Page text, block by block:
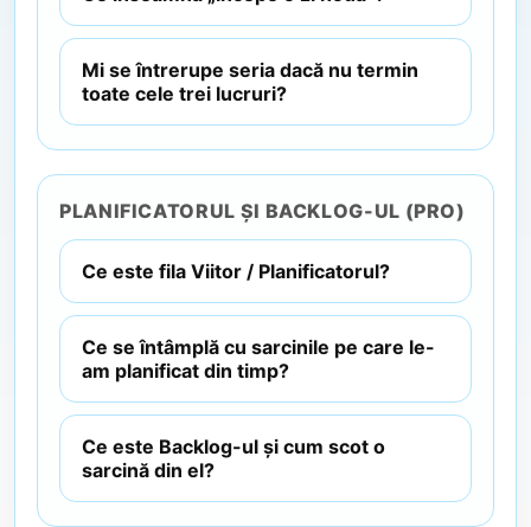
Mi se întrerupe seria dacă nu termin
toate cele trei lucruri?
PLANIFICATORUL ȘI BACKLOG-UL (PRO)
Ce este fila Viitor / Planificatorul?
Ce se întâmplă cu sarcinile pe care le-
am planificat din timp?
Ce este Backlog-ul și cum scot o
sarcină din el?